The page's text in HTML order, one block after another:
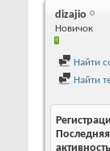
dizajio
Новичок
Найти
Найти
Последняя
активность